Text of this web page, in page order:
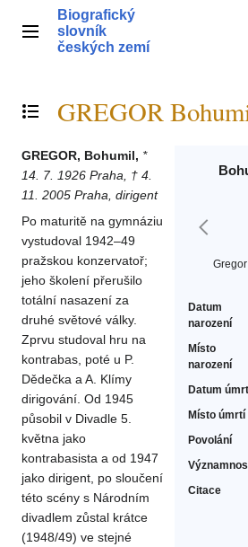
obsahHlavní menu
Biografický
slovník
českých zemí
Přepnout obsah
GREGOR
Datum
narození
Místo
narození
Datum
Místo úmrtí
Povolání
Citace
GREGOR, Bohumil, *
14. 7. 1926 Praha, † 4.
11. 2005 Praha, dirigent
Po maturitě na gymnáziu
vystudoval 1942–49
pražskou konzervatoř;
jeho školení přerušilo
totální nasazení za
druhé světové války.
Zprvu studoval hru na
kontrabas, poté u P.
Dědečka a A. Klímy
dirigování. Od 1945
působil v Divadle 5.
května jako
kontrabasista a od 1947
jako dirigent, po sloučení
této scény s Národním
divadlem zůstal krátce
(1948/49) ve stejné